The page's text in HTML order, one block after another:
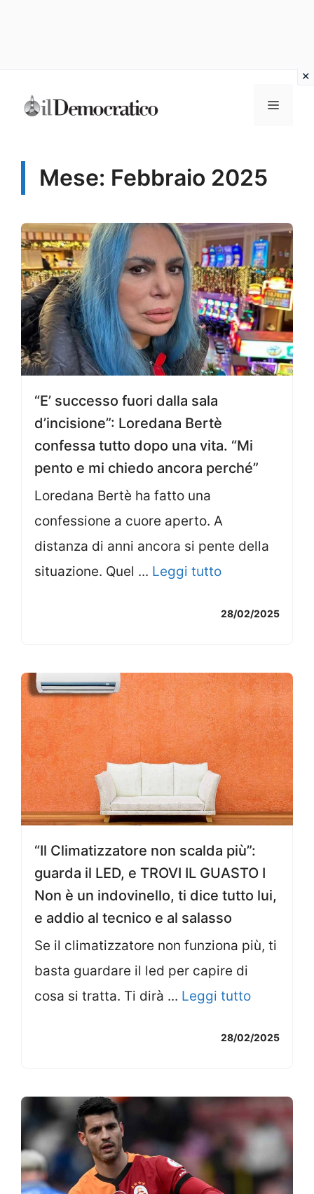
Menu
Mese: Febbraio 2025
“E’ successo fuori dalla sala
d’incisione”: Loredana Bertè
confessa tutto dopo una vita. “Mi
pento e mi chiedo ancora perché”
Loredana Bertè ha fatto una
confessione a cuore aperto. A
distanza di anni ancora si pente della
situazione. Quel ... Leggi tutto
28/02/2025
“Il Climatizzatore non scalda più”:
guarda il LED, e TROVI IL GUASTO I
Non è un indovinello, ti dice tutto lui,
e addio al tecnico e al salasso
Se il climatizzatore non funziona più, ti
basta guardare il led per capire di
cosa si tratta. Ti dirà ... Leggi tutto
28/02/2025